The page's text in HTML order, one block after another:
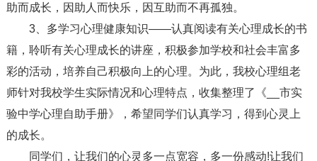
助而成长，因助人而快乐，因互助而不再孤独。
3、多学习心理健康知识——认真阅读有关心理成长的书
籍，聆听有关心理成长的讲座，积极参加学校和社会丰富多
彩的活动，培养自己积极向上的心理。为此，我校心理组老
师针对我校学生实际情况和心理特点，收集整理了《__市实
验中学心理自助手册》，希望同学们认真学习，得到心灵上
的成长。
同学们，让我们的心灵多一点宽容，多一份感动!让我们